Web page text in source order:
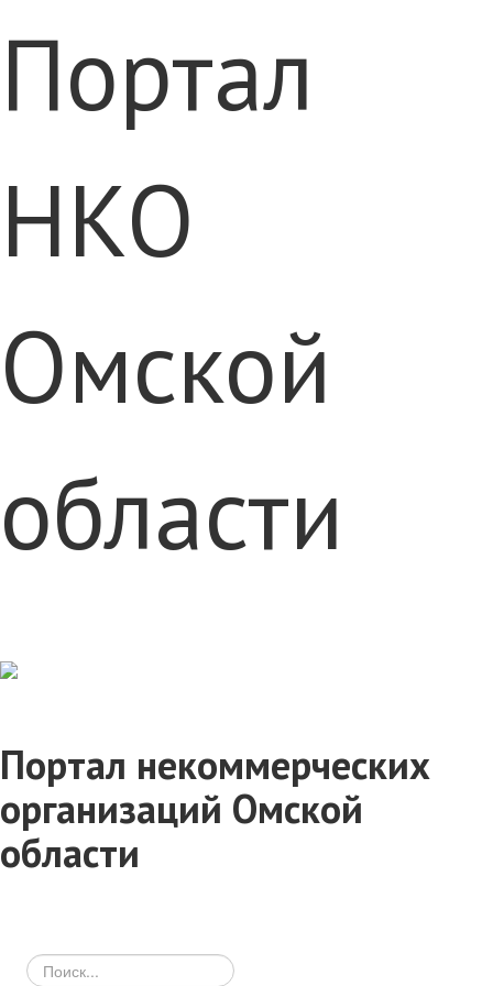
Портал
НКО
Омской
области
Портал некоммерческих
организаций Омской
области